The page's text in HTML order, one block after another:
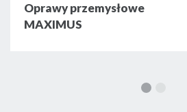
Oprawy przemysłowe
MAXIMUS